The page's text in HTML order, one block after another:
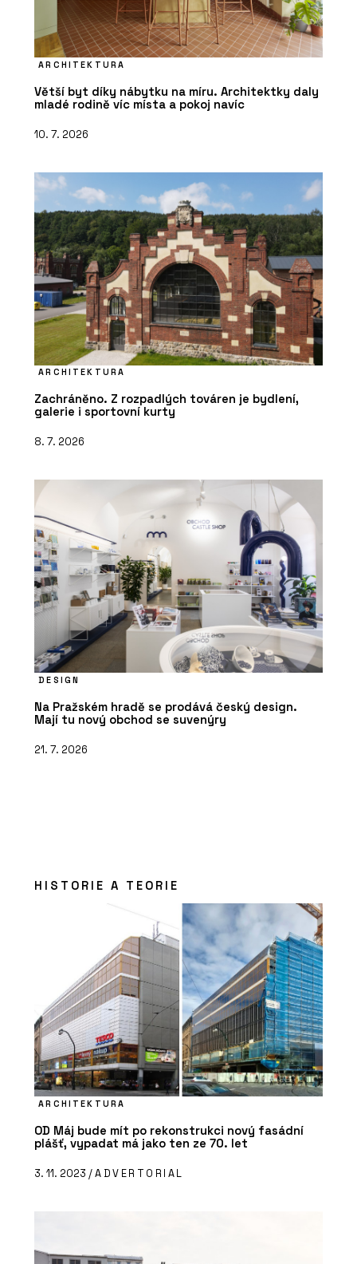
ARCHITEKTURA
Větší byt díky nábytku na míru. Architektky daly
mladé rodině víc místa a pokoj navíc
10. 7. 2026
ARCHITEKTURA
Zachráněno. Z rozpadlých továren je bydlení,
galerie i sportovní kurty
8. 7. 2026
DESIGN
Na Pražském hradě se prodává český design.
Mají tu nový obchod se suvenýry
21. 7. 2026
HISTORIE A TEORIE
ARCHITEKTURA
OD Máj bude mít po rekonstrukci nový fasádní
plášť, vypadat má jako ten ze 70. let
3. 11. 2023 /ADVERTORIAL